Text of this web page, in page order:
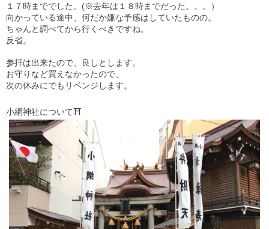
１７時まででした。(※去年は１８時までだった。。。）
向かっている途中、何だか嫌な予感はしていたものの。
ちゃんと調べてから行くべきですね。
反省。
参拝は出来たので、良しとします。
お守りなど買えなかったので、
次の休みにでもリベンジします。
小網神社について⛩